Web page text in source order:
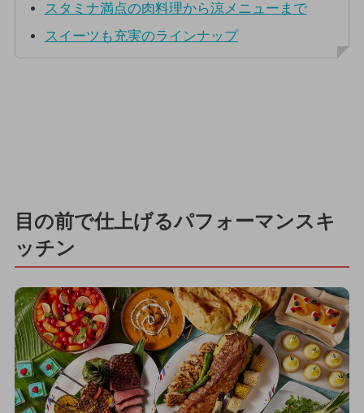
スタミナ満点の肉料理から涼メニューまで
スイーツも充実のラインナップ
目の前で仕上げるパフォーマンスキ
ッチン